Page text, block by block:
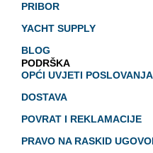
PRIBOR
YACHT SUPPLY
BLOG
PODRŠKA
OPĆI UVJETI POSLOVANJA
DOSTAVA
POVRAT I REKLAMACIJE
PRAVO NA RASKID